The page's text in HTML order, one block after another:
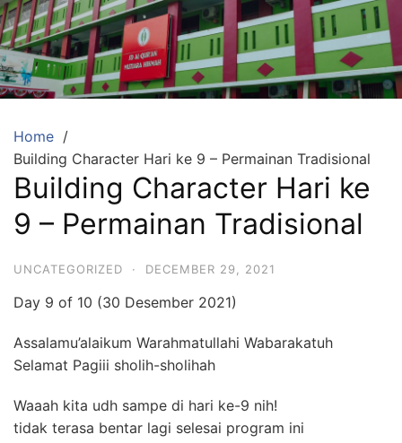
Skip
to
content
SDA
Mutiara
Tambun
Selatan
Bekasi
Beriman,
dan
Berprestasi
Home
Building Character Hari ke 9 – Permainan Tradisional
Building Character Hari ke
9 – Permainan Tradisional
UNCATEGORIZED · DECEMBER 29, 2021
Day 9 of 10 (30 Desember 2021)
Assalamu’alaikum Warahmatullahi Wabarakatuh
Selamat Pagiii sholih-sholihah
Waaah kita udh sampe di hari ke-9 nih!
tidak terasa bentar lagi selesai program ini